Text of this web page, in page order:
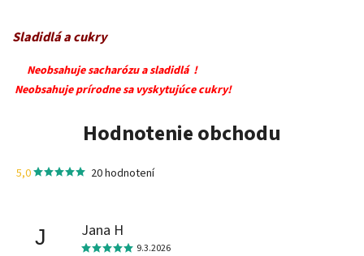
Sladidlá a cukry
Neobsahuje sacharózu a sladidlá !
Neobsahuje prírodne sa vyskytujúce cukry!
Hodnotenie obchodu
5,0 20 hodnotení
J Jana H
9.3.2026